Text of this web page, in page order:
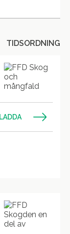
TIDSORDNING